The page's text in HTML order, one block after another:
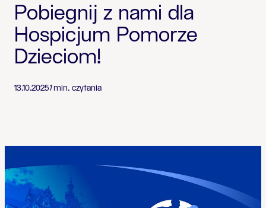
Pobiegnij z nami dla
Hospicjum Pomorze
Dzieciom!
13.10.20251min. czytania